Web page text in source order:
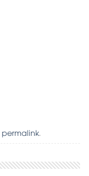
permalink.